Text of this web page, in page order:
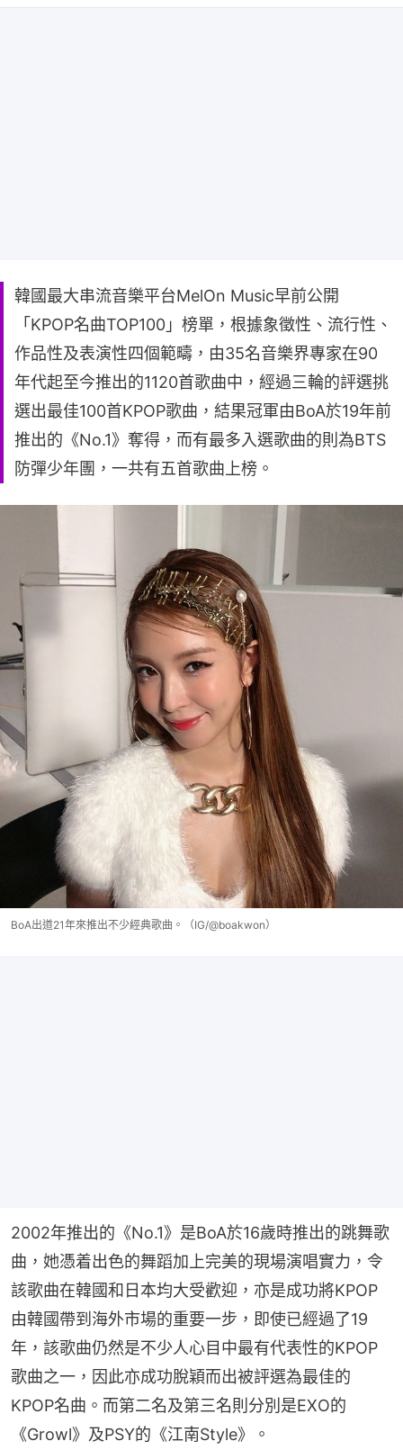
韓國最大串流音樂平台MelOn Music早前公開
「KPOP名曲TOP100」榜單，根據象徵性、流行性、
作品性及表演性四個範疇，由35名音樂界專家在90
年代起至今推出的1120首歌曲中，經過三輪的評選挑
選出最佳100首KPOP歌曲，結果冠軍由BoA於19年前
推出的《No.1》奪得，而有最多入選歌曲的則為BTS
防彈少年團，一共有五首歌曲上榜。
BoA出道21年來推出不少經典歌曲。（IG/@boakwon）
2002年推出的《No.1》是BoA於16歲時推出的跳舞歌
曲，她憑着出色的舞蹈加上完美的現場演唱實力，令
該歌曲在韓國和日本均大受歡迎，亦是成功將KPOP
由韓國帶到海外市場的重要一步，即使已經過了19
年，該歌曲仍然是不少人心目中最有代表性的KPOP
歌曲之一，因此亦成功脫穎而出被評選為最佳的
KPOP名曲。而第二名及第三名則分別是EXO的
《Growl》及PSY的《江南Style》。